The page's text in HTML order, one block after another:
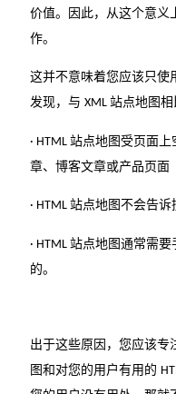
价值。因此，从这个意义
作。
这并不意味着您应该只使
发现，与 XML 站点地图相
· HTML 站点地图受页面上
章、博客文章或产品页面
· HTML 站点地图不会告诉
· HTML 站点地图通常需要
的。
出于这些原因，您应该专
图和对您的用户有用的